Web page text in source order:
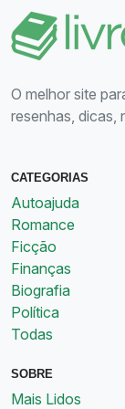
O melhor site
resenhas, dicas,
CATEGORIAS
Autoajuda
Romance
Ficção
Finanças
Biografia
Política
Todas
SOBRE
Mais Lidos